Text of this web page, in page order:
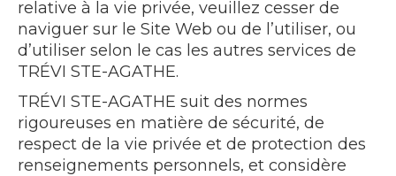
relative à la vie privée, veuillez cesser de
naviguer sur le Site Web ou de l’utiliser, ou
d’utiliser selon le cas les autres services de
TRÉVI STE-AGATHE.
TRÉVI STE-AGATHE suit des normes
rigoureuses en matière de sécurité, de
respect de la vie privée et de protection des
renseignements personnels, et considère